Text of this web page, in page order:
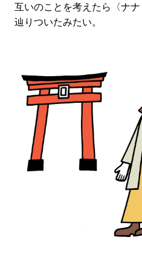
互いのことを考えたら〈ナ
辿りついたみたい。